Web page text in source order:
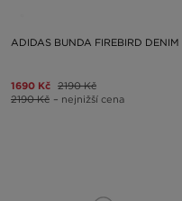
ADIDAS BUNDA FIREBIRD DENIM
1690 Kč 2190 Kč
2190 Kč – nejnižší cena